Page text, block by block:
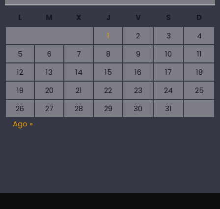
L M X J V S
D
1
2 3
4
5
6 7 8 9 10
11
12
13 14 15 16 17
18
19
20 21 22 23 24
25
26
27 28 29 30
31
Ago »